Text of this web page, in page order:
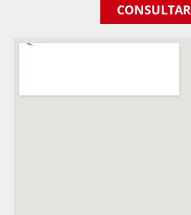
CONSULTAR